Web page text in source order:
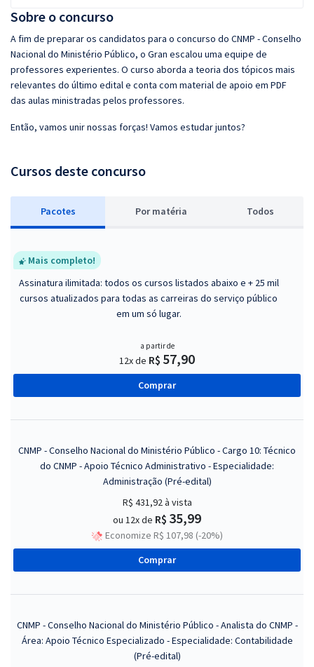
Sobre o concurso
A fim de preparar os candidatos para o concurso do CNMP - Conselho
Nacional do Ministério Público, o Gran escalou uma equipe de
professores experientes. O curso aborda a teoria dos tópicos mais
relevantes do último edital e conta com material de apoio em PDF
das aulas ministradas pelos professores.
Então, vamos unir nossas forças! Vamos estudar juntos?
Cursos deste concurso
Pacotes Por matéria Todos
Mais completo!
Assinatura ilimitada: todos os cursos listados abaixo e + 25 mil
cursos atualizados para todas as carreiras do serviço público
em um só lugar.
a partir de
12x de R$ 57,90
Comprar
CNMP - Conselho Nacional do Ministério Público - Cargo 10: Técnico
do CNMP - Apoio Técnico Administrativo - Especialidade:
Administração (Pré-edital)
R$ 431,92à vista
ou 12x de R$ 35,99
Economize R$ 107,98 (-20%)
Comprar
CNMP - Conselho Nacional do Ministério Público - Analista do CNMP -
Área: Apoio Técnico Especializado - Especialidade: Contabilidade
(Pré-edital)